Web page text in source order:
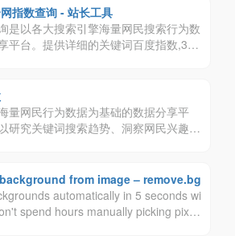
印、图片改颜色、图片加字、图片加边
一寸、小二寸、七寸等常用证件照制作
修改dpi图片分辨率，以及图片无损放
指数查询 - 站长工具
是以各大搜索引擎海量网民搜索行为数
平台。提供详细的关键词百度指数,360
量网民行为数据为基础的数据分享平
研究关键词搜索趋势、洞察网民兴趣和
from image – remove.bg
automatically in 5 seconds wi
spend hours manually picking pixel